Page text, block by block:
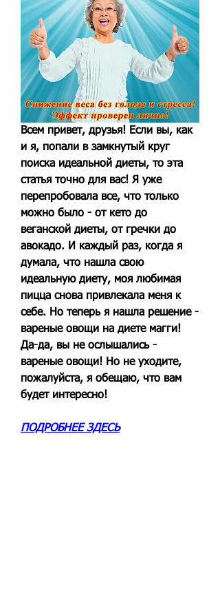
Всем привет, друзья! Если вы, как
и я, попали в замкнутый круг
поиска идеальной диеты, то эта
статья точно для вас! Я уже
перепробовала все, что только
можно было - от кето до
веганской диеты, от гречки до
авокадо. И каждый раз, когда я
думала, что нашла свою
идеальную диету, моя любимая
пицца снова привлекала меня к
себе. Но теперь я нашла решение -
вареные овощи на диете магги!
Да-да, вы не ослышались -
вареные овощи! Но не уходите,
пожалуйста, я обещаю, что вам
будет интересно!
ПОДРОБНЕЕ ЗДЕСЬ